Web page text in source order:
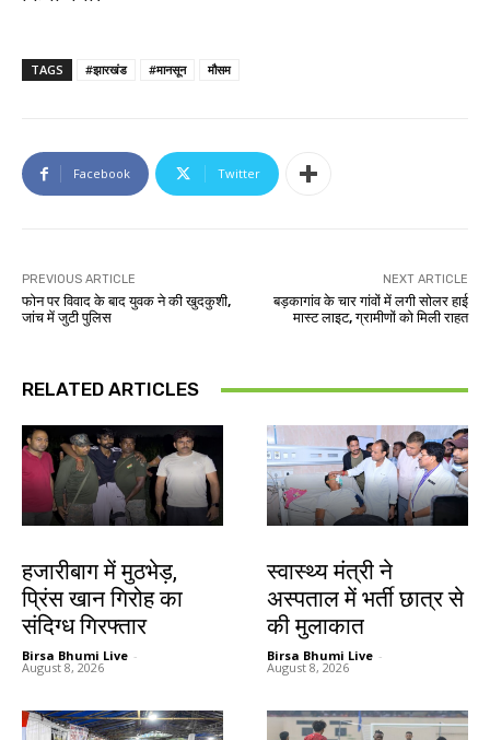
TAGS #झारखंड #मानसून मौसम
Facebook Twitter
PREVIOUS ARTICLE
फोन पर विवाद के बाद युवक ने की खुदकुशी,
जांच में जुटी पुलिस
NEXT ARTICLE
बड़कागांव के चार गांवों में लगी सोलर हाई
मास्ट लाइट, ग्रामीणों को मिली राहत
RELATED ARTICLES
हजारीबाग में मुठभेड़,
प्रिंस खान गिरोह का
संदिग्ध गिरफ्तार
Birsa Bhumi Live -
August 8, 2026
स्वास्थ्य मंत्री ने
अस्पताल में भर्ती छात्र से
की मुलाकात
Birsa Bhumi Live -
August 8, 2026